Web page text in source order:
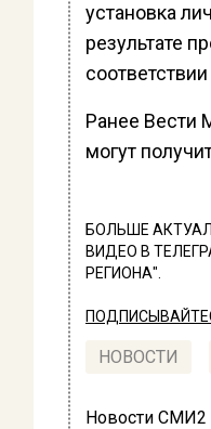
установка
результате
Ранее Вести
могут
БОЛЬШЕ
ВИДЕО В
РЕГИОНА".
НОВОСТИ
Новости СМИ2